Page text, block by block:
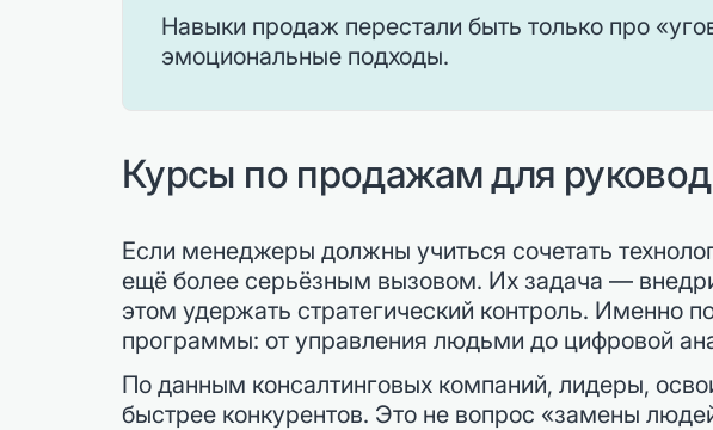
Навыки продаж перестали быть только про
эмоциональные подходы.
Курсы по продажам для
Если менеджеры должны учиться сочетать
ещё более серьёзным вызовом. Их задача —
этом удержать стратегический контроль.
программы: от управления людьми до цифровой
По данным консалтинговых компаний, лидеры,
быстрее конкурентов. Это не вопрос «замены